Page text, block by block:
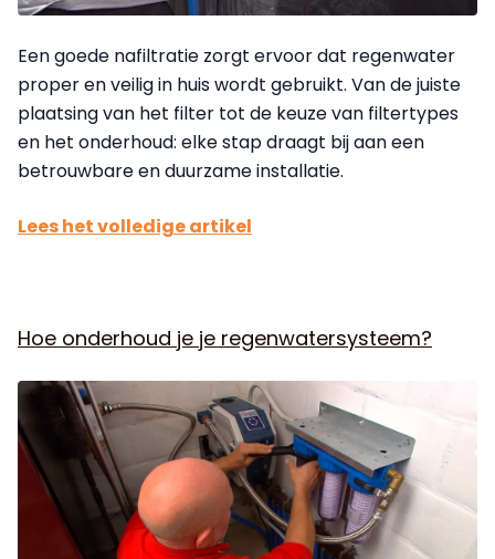
Een goede nafiltratie zorgt ervoor dat regenwater
proper en veilig in huis wordt gebruikt. Van de juiste
plaatsing van het filter tot de keuze van filtertypes
en het onderhoud: elke stap draagt bij aan een
betrouwbare en duurzame installatie.
Lees het volledige artikel
Hoe onderhoud je je regenwatersysteem?